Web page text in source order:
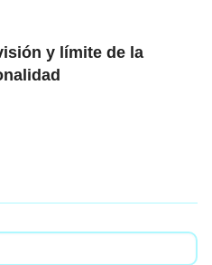
y límite de la